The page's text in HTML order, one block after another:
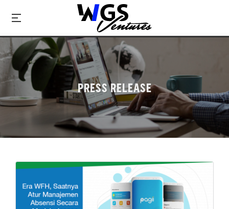
PRESS RELEASE